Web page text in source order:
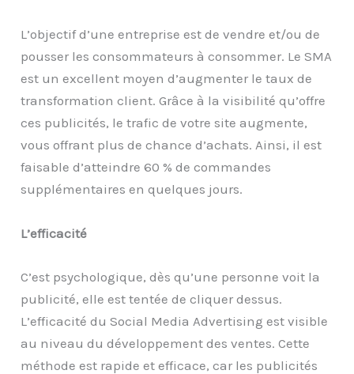
L’objectif d’une entreprise est de vendre et/ou de
pousser les consommateurs à consommer. Le SMA
est un excellent moyen d’augmenter le taux de
transformation client. Grâce à la visibilité qu’offre
ces publicités, le trafic de votre site augmente,
vous offrant plus de chance d’achats. Ainsi, il est
faisable d’atteindre 60 % de commandes
supplémentaires en quelques jours.
L’efficacité
C’est psychologique, dès qu’une personne voit la
publicité, elle est tentée de cliquer dessus.
L’efficacité du Social Media Advertising est visible
au niveau du développement des ventes. Cette
méthode est rapide et efficace, car les publicités